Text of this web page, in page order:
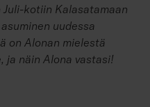
kotiin Kalasatamaan
uudessa
on Alonan mielestä
ja näin Alona vastasi!